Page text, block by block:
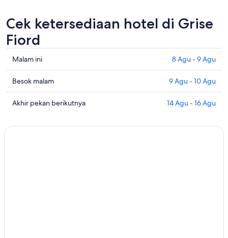
Cek ketersediaan hotel di Grise
Fiord
Cek
harga
di
Grise
Fiord
malam
Malam ini 8 Agu - 9 Agu
Cek
harga
di
Fiord
Besok malam 9 Agu - 10 Agu
Cek
di
Akhir pekan berikutnya 14 Agu - 16 Agu